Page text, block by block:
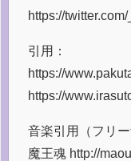
https://
引用：
https://
https://
音楽引用（フリー
魔王魂 http://